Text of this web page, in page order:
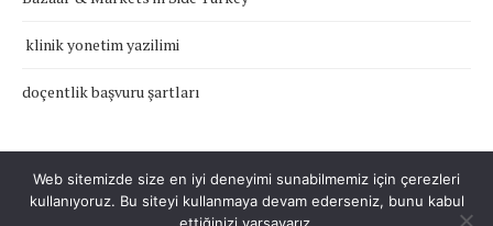
klinik yonetim yazilimi
doçentlik başvuru şartları
Web sitemizde size en iyi deneyimi sunabilmemiz için çerezleri
kullanıyoruz. Bu siteyi kullanmaya devam ederseniz, bunu kabul